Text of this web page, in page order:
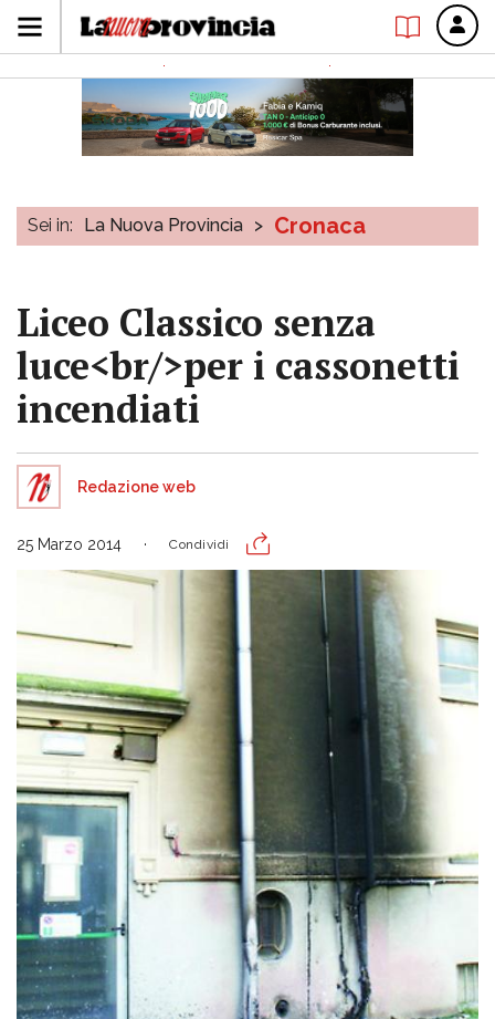
Sei in: La Nuova Provincia > Cronaca
Liceo Classico senza
luce<br/>per i cassonetti
incendiati
Redazione web
25 Marzo 2014 Condividi